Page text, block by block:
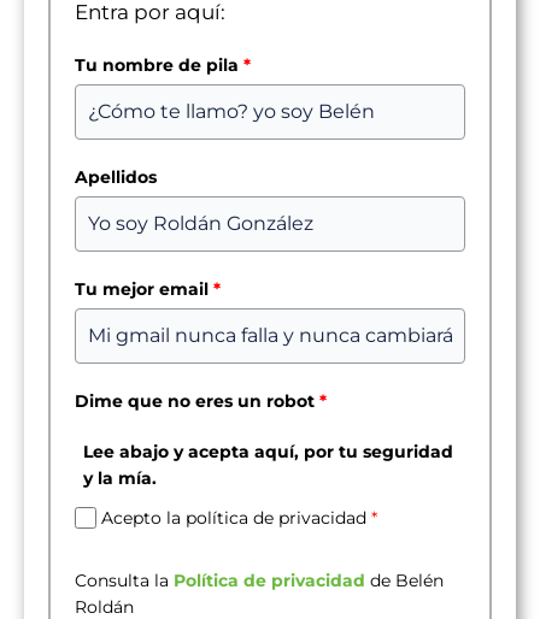
Entra por aquí:
Tu nombre de pila *
Apellidos
Tu mejor email *
Dime que no eres un robot *
Lee abajo y acepta aquí, por tu seguridad
y la mía.
Acepto la política de privacidad *
Consulta la Política de privacidad de Belén
Roldán